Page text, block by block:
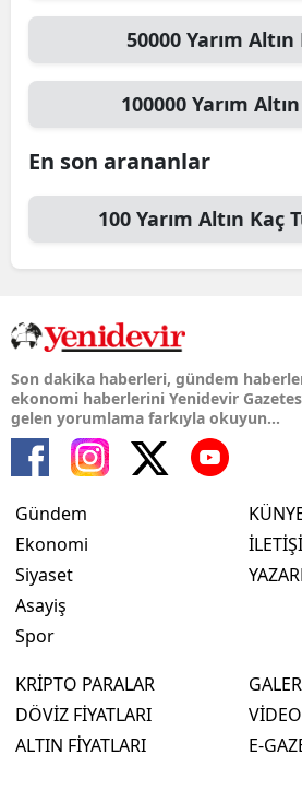
50000 Yarım Altın
100000 Yarım Altın
En son arananlar
100 Yarım Altın Kaç
Son dakika haberleri, gündem
ekonomi haberlerini Yenidevir
gelen yorumlama farkıyla okuyun...
Gündem
Ekonomi
Siyaset
Asayiş
Spor
KRİPTO PARALAR
DÖVİZ FİYATLARI
ALTIN FİYATLARI
E-